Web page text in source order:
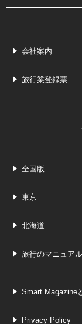
会社案内
旅行業登録票
全国版
東京
北海道
旅行のマニュアル
Smart Magazine
Privacy Policy